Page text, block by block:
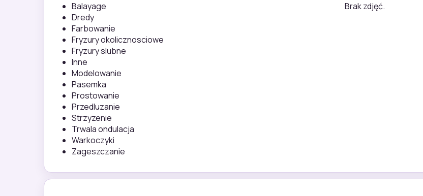
Balayage
Dredy
Farbowanie
Fryzury okolicznosciowe
Fryzury slubne
Inne
Modelowanie
Pasemka
Prostowanie
Przedluzanie
Strzyzenie
Trwala ondulacja
Warkoczyki
Zageszczanie
Brak zdjęć.